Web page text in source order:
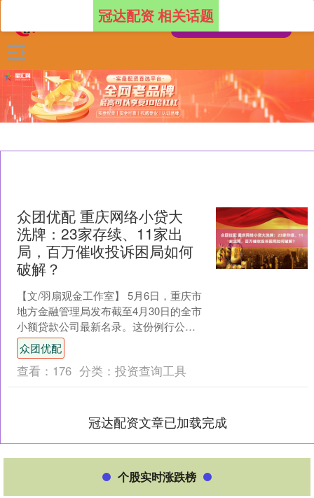
冠达配资 相关话题
众团优配 重庆网络小贷大
洗牌：23家存续、11家出
局，百万催收投诉困局如何
破解？
【文/羽扇观金工作室】 5月6日，重庆市
地方金融管理局发布截至4月30日的全市
小额贷款公司最新名录。这份例行公
告，今年却带来了不寻常的意涵：全市
159家小贷公司....
众团优配
查看： 176 分类： 投资查询工具
冠达配资文章已加载完成
个股实时涨跌榜